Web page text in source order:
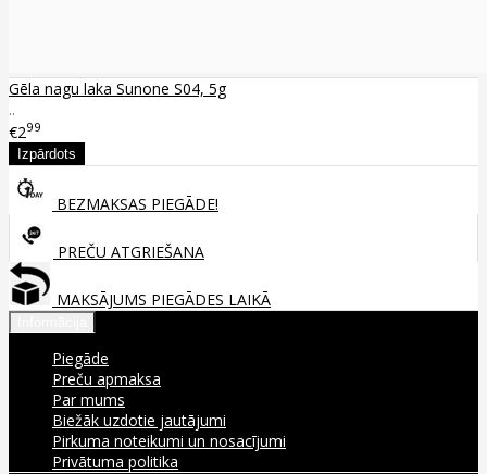
Gēla nagu laka Sunone S04, 5g
..
€299
BEZMAKSAS PIEGĀDE!
PREČU ATGRIEŠANA
MAKSĀJUMS PIEGĀDES LAIKĀ
Piegāde
Preču apmaksa
Par mums
Biežāk uzdotie jautājumi
Pirkuma noteikumi un nosacījumi
Privātuma politika